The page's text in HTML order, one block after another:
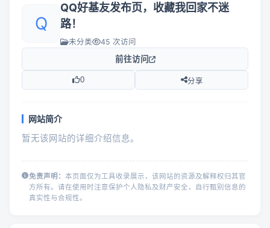
Q
QQ好基友发布页，收藏我回家不迷
路！
未分类 45 次访问
前往访问
0 分享
网站简介
暂无该网站的详细介绍信息。
免责声明： 本页面仅为工具收录展示，该网站的资源及解释权归其官
方所有。请在使用时注意保护个人隐私及财产安全，自行甄别信息的
真实性与合规性。